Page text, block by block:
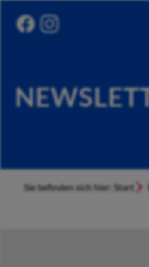
Sie befinden sich hier: Start